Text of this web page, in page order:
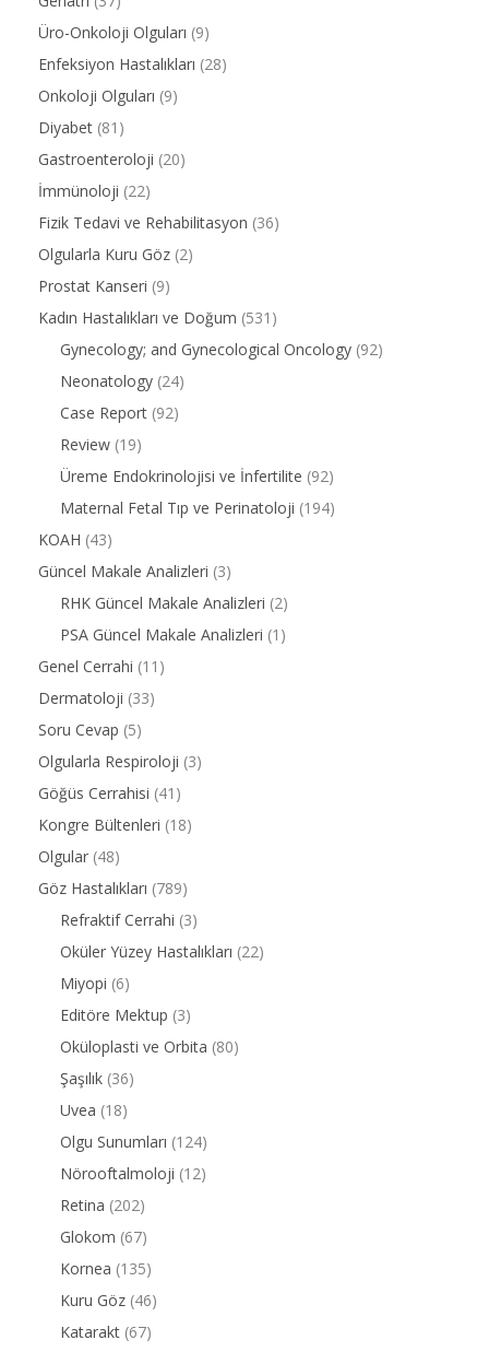
Üro-Onkoloji Olguları (9)
Enfeksiyon Hastalıkları (28)
Onkoloji Olguları (9)
Diyabet (81)
Gastroenteroloji (20)
İmmünoloji (22)
Fizik Tedavi ve Rehabilitasyon (36)
Olgularla Kuru Göz (2)
Prostat Kanseri (9)
Kadın Hastalıkları ve Doğum (531)
Gynecology; and Gynecological Oncology (92)
Neonatology (24)
Case Report (92)
Review (19)
Üreme Endokrinolojisi ve İnfertilite (92)
Maternal Fetal Tıp ve Perinatoloji (194)
KOAH (43)
Güncel Makale Analizleri (3)
RHK Güncel Makale Analizleri (2)
PSA Güncel Makale Analizleri (1)
Genel Cerrahi (11)
Dermatoloji (33)
Soru Cevap (5)
Olgularla Respiroloji (3)
Göğüs Cerrahisi (41)
Kongre Bültenleri (18)
Olgular (48)
Göz Hastalıkları (789)
Refraktif Cerrahi (3)
Oküler Yüzey Hastalıkları (22)
Miyopi (6)
Editöre Mektup (3)
Oküloplasti ve Orbita (80)
Şaşılık (36)
Uvea (18)
Olgu Sunumları (124)
Nörooftalmoloji (12)
Retina (202)
Glokom (67)
Kornea (135)
Kuru Göz (46)
Katarakt (67)